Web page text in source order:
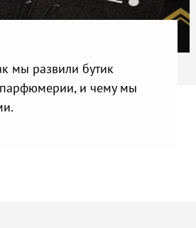
мы развили бутик
и чему мы